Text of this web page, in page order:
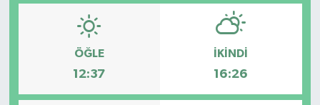
ÖĞLE
12:37
İKINDI
16:26